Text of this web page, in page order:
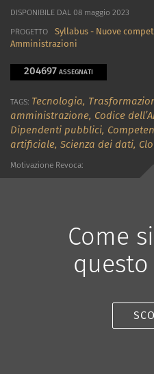
DISPONIBILE DAL 08 maggio 2023
PROGETTO
Syllabus - Nuove
Amministrazioni
204697 ASSEGNATI
TAGS: Tecnologia,
amministrazione, Codice
Dipendenti pubblici,
artificiale, Scienza dei dati,
Motivazione Revoca:
Come
questo